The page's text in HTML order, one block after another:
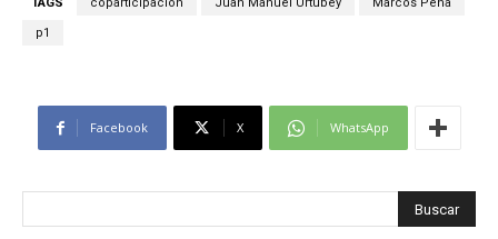
TAGS coparticipación Juan Manuel Urtubey Marcos Peña
p1
Facebook X WhatsApp